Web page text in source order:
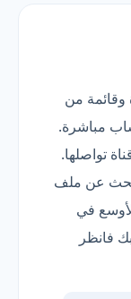
وقائمة من
مباشرة.
تواصلها.
عن ملف
في
فانظر